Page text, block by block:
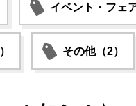
イベント・フェ
その他（2）